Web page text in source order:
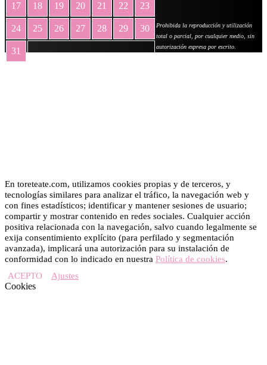
17 18 19 20 21 22 23
24 25 26 27 28 29 30
31
Prohibida la reproducción y utilización
total o parcial, por cualquier medio, sin
autorización expresa por escrito.
En toreteate.com, utilizamos cookies propias y de terceros, y
tecnologías similares para analizar el tráfico, la navegación web y
con fines estadísticos; identificar y mantener sesiones de usuario;
compartir y mostrar contenido en redes sociales. Cualquier acción
positiva relacionada con la navegación, salvo cuando legalmente se
exija consentimiento explícito (para perfilado y segmentación
avanzada), implicará una autorización para su instalación de
conformidad con lo indicado en nuestra Política de cookies.
ACEPTO
Ajustes
Cookies